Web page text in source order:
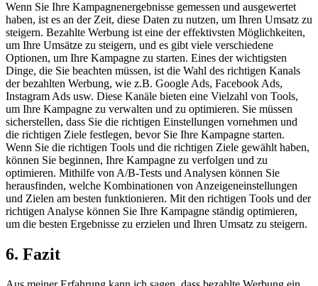
Wenn Sie Ihre Kampagnenergebnisse gemessen und ausgewertet
haben, ist es an der Zeit, diese Daten zu nutzen, um Ihren Umsatz zu
steigern. Bezahlte Werbung ist eine der effektivsten Möglichkeiten,
um Ihre Umsätze zu steigern, und es gibt viele verschiedene
Optionen, um Ihre Kampagne zu starten. Eines der wichtigsten
Dinge, die Sie beachten müssen, ist die Wahl des richtigen Kanals
der bezahlten Werbung, wie z.B. Google Ads, Facebook Ads,
Instagram Ads usw. Diese Kanäle bieten eine Vielzahl von Tools,
um Ihre Kampagne zu verwalten und zu optimieren. Sie müssen
sicherstellen, dass Sie die richtigen Einstellungen vornehmen und
die richtigen Ziele festlegen, bevor Sie Ihre Kampagne starten.
Wenn Sie die richtigen Tools und die richtigen Ziele gewählt haben,
können Sie beginnen, Ihre Kampagne zu verfolgen und zu
optimieren. Mithilfe von A/B-Tests und Analysen können Sie
herausfinden, welche Kombinationen von Anzeigeneinstellungen
und Zielen am besten funktionieren. Mit den richtigen Tools und der
richtigen Analyse können Sie Ihre Kampagne ständig optimieren,
um die besten Ergebnisse zu erzielen und Ihren Umsatz zu steigern.
6. Fazit